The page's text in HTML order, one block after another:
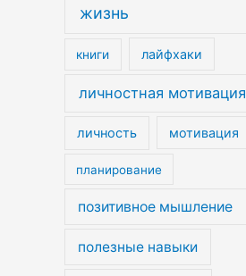
жизнь
книги лайфхаки
личностная мотивация
личность мотивация
планирование
позитивное мышление
полезные навыки